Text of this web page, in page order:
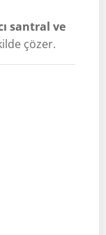
santral ve
çözer.